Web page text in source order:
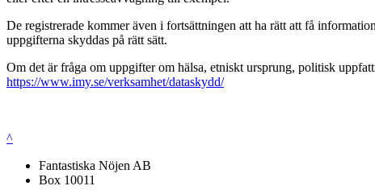
De registrerade kommer även i fortsättningen att ha rätt att få
uppgifterna skyddas på rätt sätt.
Om det är fråga om uppgifter om hälsa, etniskt ursprung, politisk
https://www.imy.se/verksamhet/dataskydd/
^
Fantastiska Nöjen AB
Box 10011